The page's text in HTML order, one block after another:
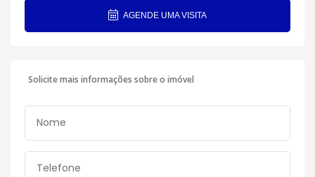
AGENDE UMA VISITA
Solicite mais informações sobre o imóvel